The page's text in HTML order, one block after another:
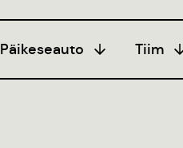
Päikeseauto Tiim